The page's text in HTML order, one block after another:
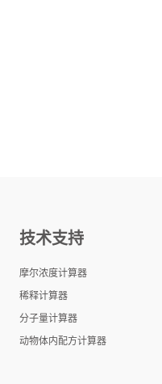
技术支持
摩尔浓度计算器
稀释计算器
分子量计算器
动物体内配方计算器